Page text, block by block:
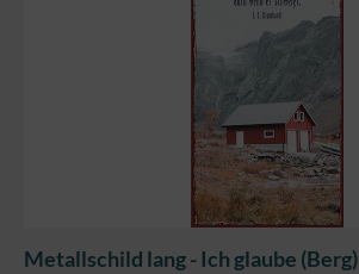
Metallschild lang - Ich glaube (Berg)